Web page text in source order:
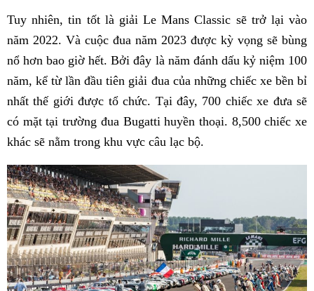
Tuy nhiên, tin tốt là giải Le Mans Classic sẽ trở lại vào
năm 2022. Và cuộc đua năm 2023 được kỳ vọng sẽ bùng
nổ hơn bao giờ hết. Bởi đây là năm đánh dấu kỷ niệm 100
năm, kể từ lần đầu tiên giải đua của những chiếc xe bền bỉ
nhất thế giới được tổ chức. Tại đây, 700 chiếc xe đưa sẽ
có mặt tại trường đua Bugatti huyền thoại. 8,500 chiếc xe
khác sẽ nằm trong khu vực câu lạc bộ.